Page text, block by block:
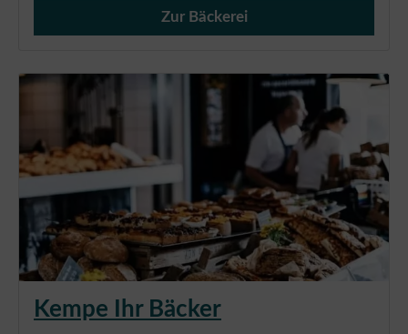
Verkauf von Brötchen,
Zur Bäckerei
Kempe Ihr Bäcker